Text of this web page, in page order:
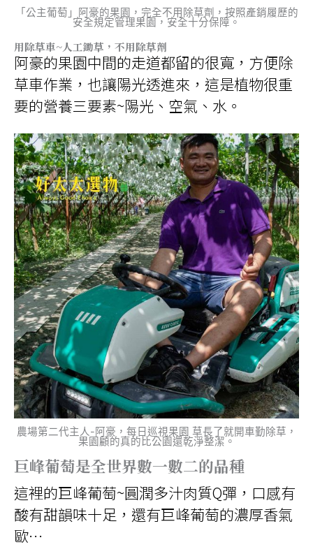
「公主葡萄」阿豪的果園，完全不用除草劑，按照產銷履歷的
安全規定管理果園，安全十分保障。
用除草車~人工鋤草，不用除草劑
阿豪的果園中間的走道都留的很寬，方便除
草車作業，也讓陽光透進來，這是植物很重
要的營養三要素~陽光、空氣、水。
農場第二代主人-阿豪，每日巡視果園 草長了就開車勤除草，
果園顧的真的比公園還乾淨整潔。
巨峰葡萄是全世界數一數二的品種
這裡的巨峰葡萄~圓潤多汁肉質Q彈，口感有
酸有甜韻味十足，還有巨峰葡萄的濃厚香氣
歐…